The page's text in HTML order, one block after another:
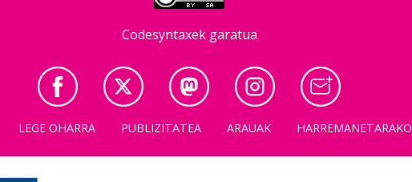
Codesyntaxek garatua
LEGE OHARRA PUBLIZITATEA ARAUAK HARREMANETARAKO